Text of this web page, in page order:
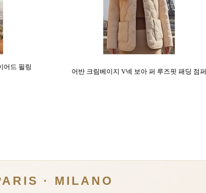
어드 필링
어반 크림베이지 V넥 보아 퍼 루즈핏 패딩 점퍼
· MILANO